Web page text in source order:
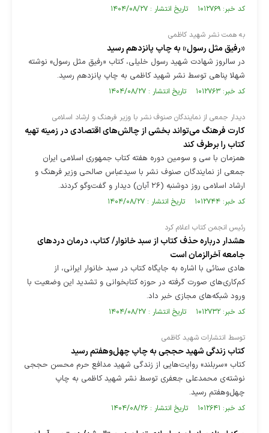
کد خبر: ۱۰۱۲۷۶۹ تاریخ انتشار : ۱۴۰۴/۰۸/۲۷
به همت نشر شهید کاظمی
«رفیق مثل رسول» به چاپ پانزدهم رسید
در سالروز شهادت شهید رسول خلیلی، کتاب «رفیق مثل رسول» نوشته
شهلا پناهی توسط نشر شهید کاظمی به چاپ پانزدهم رسید.
کد خبر: ۱۰۱۲۷۶۳ تاریخ انتشار : ۱۴۰۴/۰۸/۲۷
دیدار جمعی از نمایندگان صنوف نشر با وزیر فرهنگ و ارشاد اسلامی
کارت فرهنگ‌ می‌تواند بخشی از چالش‌های اقتصادی در زمینه تهیه
کتاب را برطرف کند
همزمان با سی و سومین دوره هفته کتاب جمهوری اسلامی ایران
جمعی از نمایندگان صنوف نشر با سیدعباس صالحی وزیر فرهنگ و
ارشاد اسلامی روز دوشنبه (۲۶ آبان) دیدار و گفت‌وگو کردند.
کد خبر: ۱۰۱۲۷۴۴ تاریخ انتشار : ۱۴۰۴/۰۸/۲۷
رئیس انجمن کتاب اعلام کرد
هشدار درباره حذف کتاب از سبد خانوار/ کتاب، درمان درد‌های
جامعه آخرالزمان است
هادی سنائی با اشاره به جایگاه کتاب در سبد خانوار ایرانی، از
کم‌کاری‌های صورت گرفته در حوزه کتابخوانی و تشدید این وضعیت با
ورود شبکه‌های مجازی خبر داد.
کد خبر: ۱۰۱۲۷۳۲ تاریخ انتشار : ۱۴۰۴/۰۸/۲۷
توسط انتشارات شهید کاظمی
کتاب زندگی شهید حججی به چاپ چهل‌وهفتم رسید
کتاب «سربلند» روایت‌هایی از زندگی شهید مدافع حرم محسن حججی
نوشته‌ی محمدعلی جعفری توسط نشر شهید کاظمی به چاپ
چهل‌وهفتم رسید.
کد خبر: ۱۰۱۲۶۴۱ تاریخ انتشار : ۱۴۰۴/۰۸/۲۶